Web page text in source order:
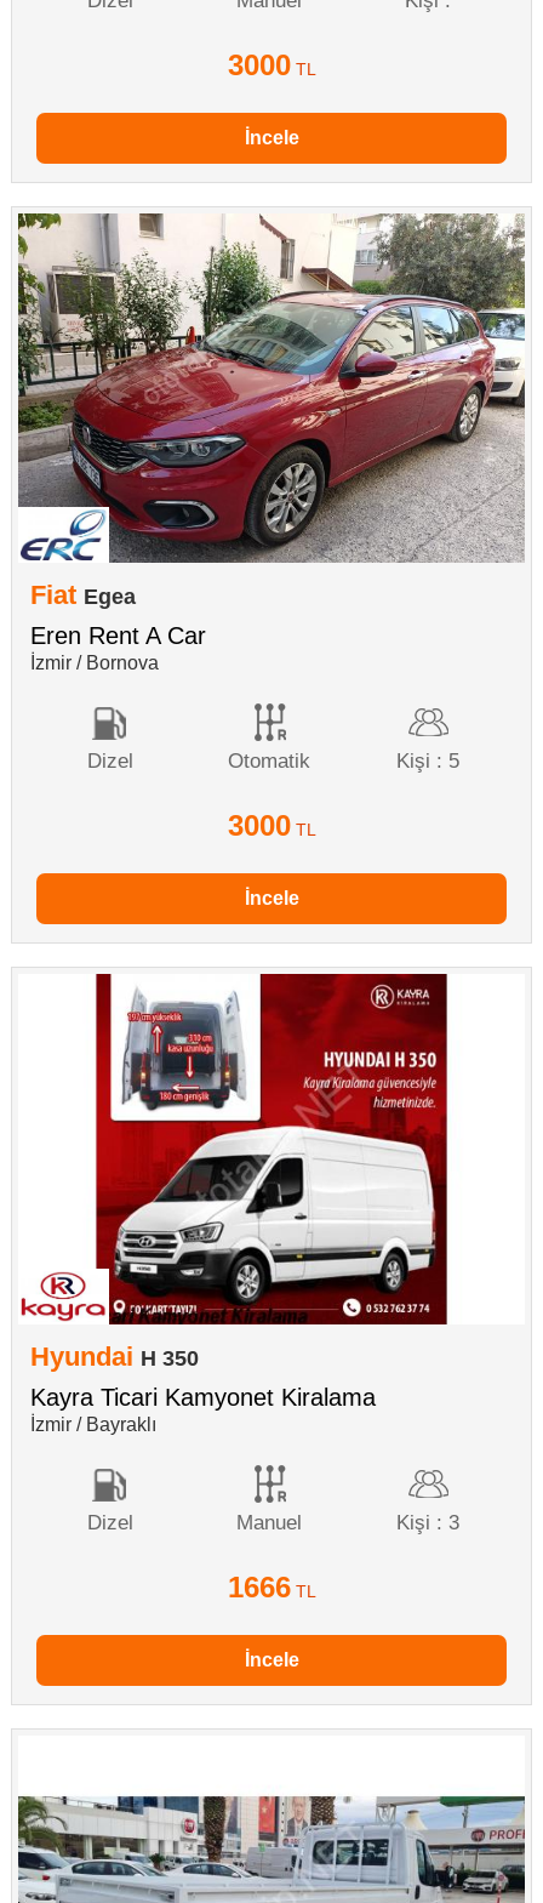
3000 TL
İncele
Fiat Egea
Eren Rent A Car
İzmir / Bornova
Dizel Otomatik Kişi : 5
3000 TL
İncele
Hyundai H 350
Kayra Ticari Kamyonet Kiralama
İzmir / Bayraklı
Dizel Manuel Kişi : 3
1666 TL
İncele